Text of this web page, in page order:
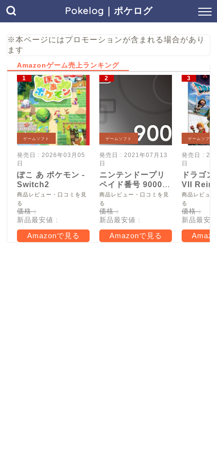
Pokelog｜ポケログ
※本ページにはプロモーションが含まれる場合があり
ます
Amazonゲーム売上ランキング
ゲームソフト
発売日 : 2026年03月05
日
ぽこ あ ポケモン -
Switch2
商品レビュー・口コミを見
る
価格 :
新品最安値 :
Amazonで見る
ゲームソフト
発売日 : 2021年07月13
日
ニンテンドープリ
ペイド番号 9000
円|オンラインコー
ド版
商品レビュー・口コミを見
る
価格 :
新品最安値 :
Amazonで見る
ゲームソフト
発売日 :
日
ドラゴ
VII
Switch2
商品レビュ
る
価格 :
新品最安